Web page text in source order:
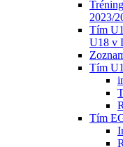
2023/
Tím
U18 v
Tím
Tím